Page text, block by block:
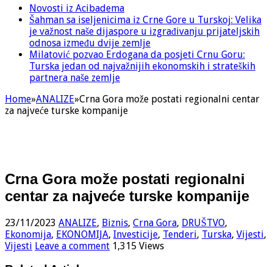
Novosti iz Acibadema
Šahman sa iseljenicima iz Crne Gore u Turskoj: Velika
je važnost naše dijaspore u izgrađivanju prijateljskih
odnosa između dvije zemlje
Milatović pozvao Erdogana da posjeti Crnu Goru:
Turska jedan od najvažnijih ekonomskih i strateških
partnera naše zemlje
Home»ANALIZE»Crna Gora može postati regionalni centar
za najveće turske kompanije
Crna Gora može postati regionalni
centar za najveće turske kompanije
23/11/2023 ANALIZE, Biznis, Crna Gora, DRUŠTVO,
Ekonomija, EKONOMIJA, Investicije, Tenderi, Turska, Vijesti,
Vijesti Leave a comment 1,315 Views